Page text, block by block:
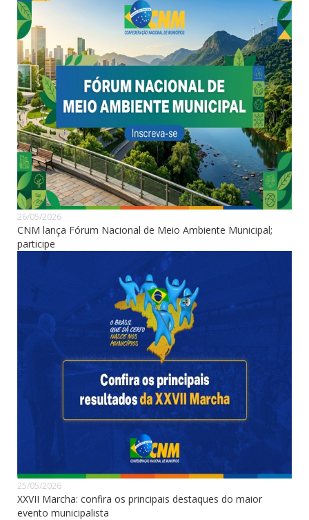
26/05/2026
CNM lança Fórum Nacional de Meio Ambiente Municipal;
participe
25/05/2026
XXVII Marcha: confira os principais destaques do maior
evento municipalista